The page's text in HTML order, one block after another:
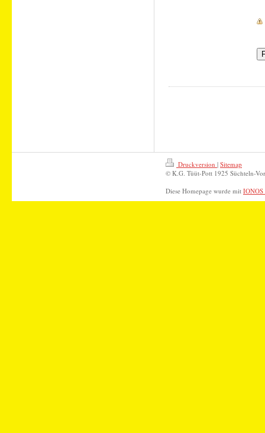
Druckversion | Sitemap
© K.G. Tüüt-Pott 1925 Süchteln-
Diese Homepage wurde mit IONOS